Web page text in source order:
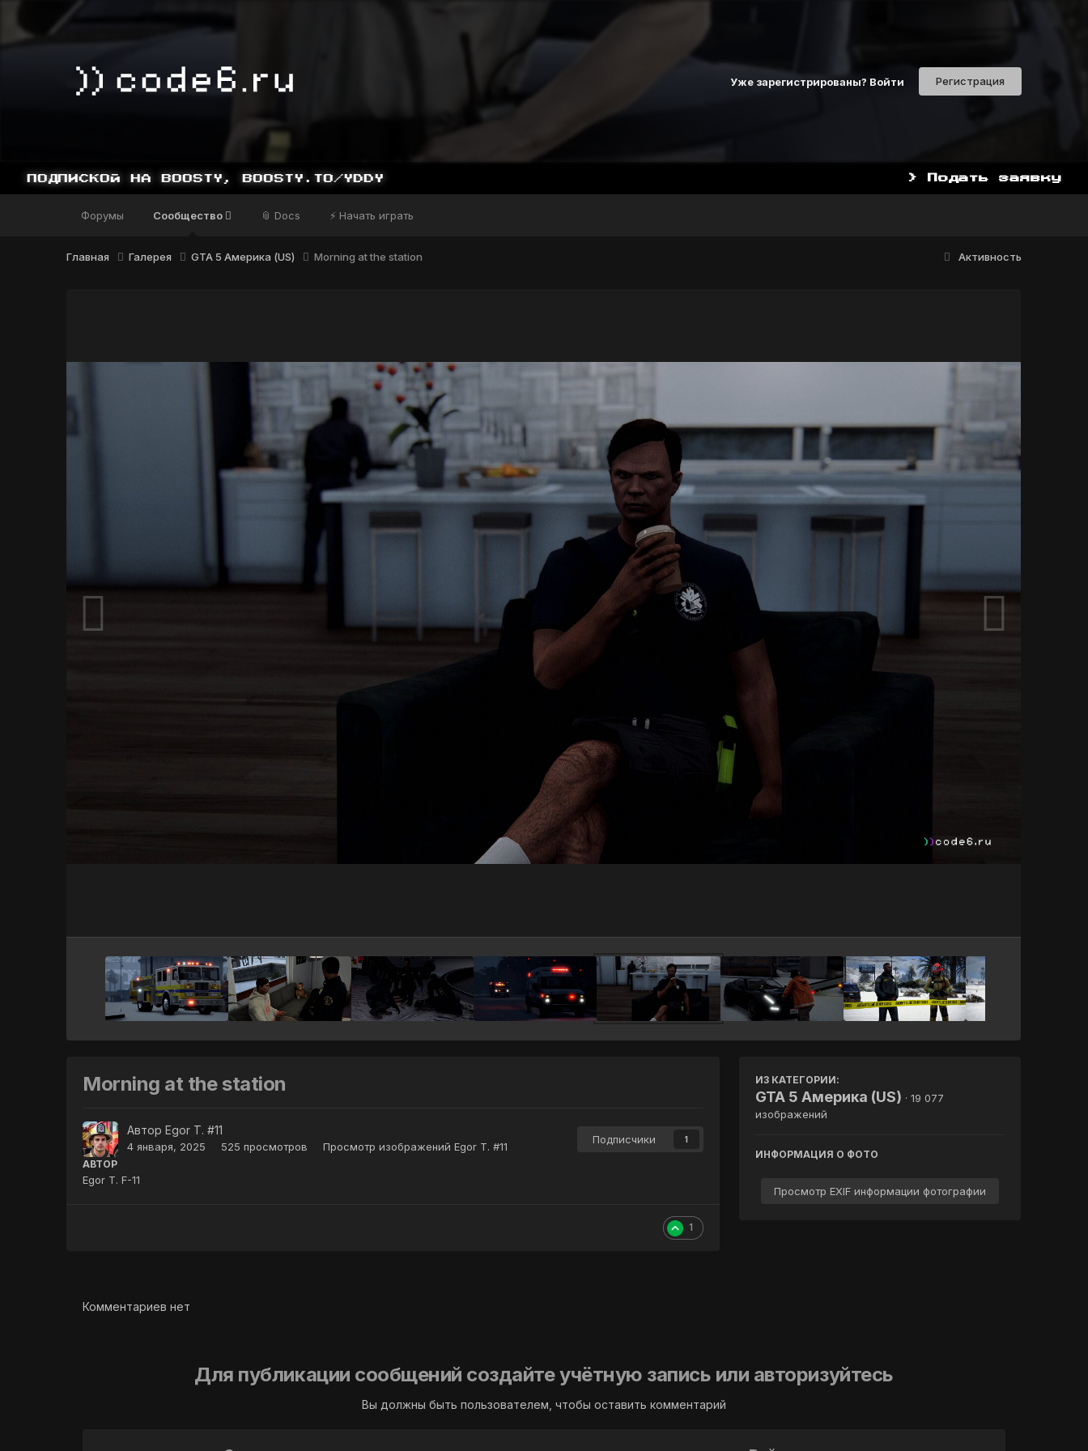
Уже зарегистрированы? Войти Регистрация
НА BOOSTY, BOOSTY.TO/YDDY > Подать заявку
Форумы Сообщество 📎 Docs ⚡ Начать играть
Активность
Главная Галерея GTA 5 Америка (US) Morning at the station
Morning at the station
АвторEgor T. #11
4 января, 2025 525 просмотров Просмотр изображений Egor T. #11
Подписчики 1
АВТОР
Egor T. F-11
1
ИЗ КАТЕГОРИИ:
GTA 5 Америка (US) · 19 077
изображений
ИНФОРМАЦИЯ О ФОТО
Просмотр EXIF информации фотографии
Комментариев нет
Для публикации сообщений создайте учётную запись или авторизуйтесь
Вы должны быть пользователем, чтобы оставить комментарий